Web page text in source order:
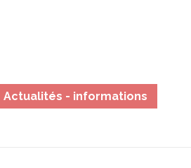
Actualités - informations